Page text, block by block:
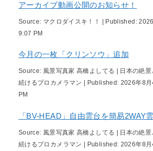
アーカイブ動画公開のお知らせ！
Source: マクロダイスキ！！ Published:
9:07 PM
今月の一枚「クリンソウ」追加
Source: 風景写真家 高橋よしてる | 日本の絶景
続けるプロカメラマン
Published: 2026年8
PM
「BV-HEAD」自由雲台を簡易2WAY
Source: 風景写真家 高橋よしてる | 日本の絶景
続けるプロカメラマン | Published: 2026年8